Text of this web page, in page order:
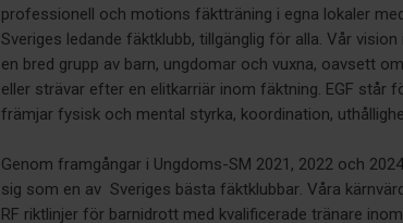
professionell och motions fäktträning i egna lokaler
Sveriges ledande fäktklubb, tillgänglig för alla. Vår
en bred grupp av barn, ungdomar och vuxna, oavsett
eller strävar efter en elitkarriär inom fäktning. EGF står
främjar fysisk och mental styrka, koordination,
Genom framgångar i Ungdoms-SM 2021, 2022 och
sig som en av Sveriges bästa fäktklubbar. Våra
RF riktlinjer för barnidrott med kvalificerade tränare